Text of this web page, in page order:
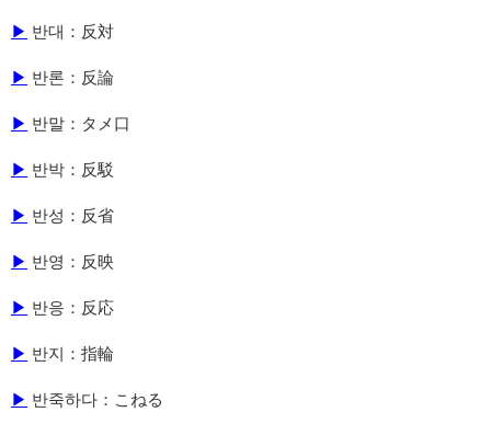
▶ 반대：反対
▶ 반론：反論
▶ 반말：タメ口
▶ 반박：反駁
▶ 반성：反省
▶ 반영：反映
▶ 반응：反応
▶ 반지：指輪
▶ 반죽하다：こねる